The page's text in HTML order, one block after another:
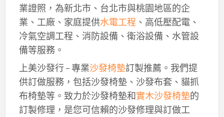
業證照，為新北市、台北市與桃園地區的企
業、工廠、家庭提供水電工程 、高低壓配電、
冷氣空調工程、消防設備、衛浴設備、水管設
備等服務。
上美沙發行 – 專業沙發椅墊訂製推薦。我們提
供訂做服務，包括沙發椅墊、沙發布套、貓抓
布椅墊等。致力於沙發椅墊和實木沙發椅墊的
訂製修理，是您可信賴的沙發修理與訂做工